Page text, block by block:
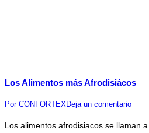
Los Alimentos más Afrodisiácos
Por CONFORTEXDeja un comentario
Los alimentos afrodisiacos se llaman